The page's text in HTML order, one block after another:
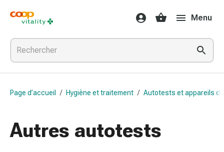
Médicaments
et
santé
Grippe
et
Refroidissement
pour
Médicaments
Menu
Page d’accueil / Hygiène et traitement / Autotests et appareils
Autres autotests